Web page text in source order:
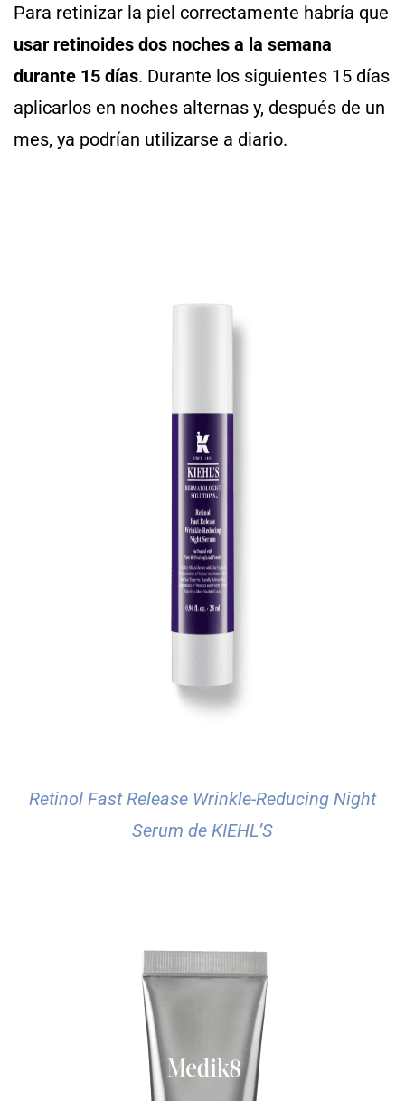
Para retinizar la piel correctamente habría que
usar retinoides dos noches a la semana
durante 15 días. Durante los siguientes 15 días
aplicarlos en noches alternas y, después de un
mes, ya podrían utilizarse a diario.
Retinol Fast Release Wrinkle-Reducing Night
Serum de KIEHL’S